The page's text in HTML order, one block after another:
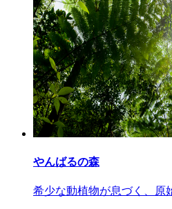
やんばるの森
希少な動植物が息づく、原